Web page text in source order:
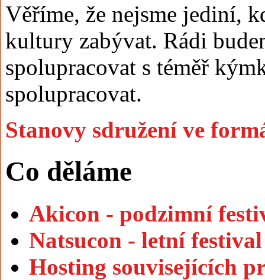
Věříme, že nejsme jediní,
kultury zabývat. Rádi
spolupracovat s téměř
spolupracovat.
Stanovy sdružení ve
Co děláme
Akicon - podzimní
Natsucon - letní
Hosting souvisejících